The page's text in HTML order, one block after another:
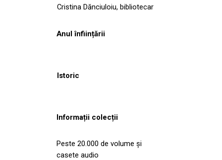
Cristina Dănciuloiu, bibliotecar
Anul înființării
Istoric
Informații colecții
Peste 20.000 de volume și
casete audio